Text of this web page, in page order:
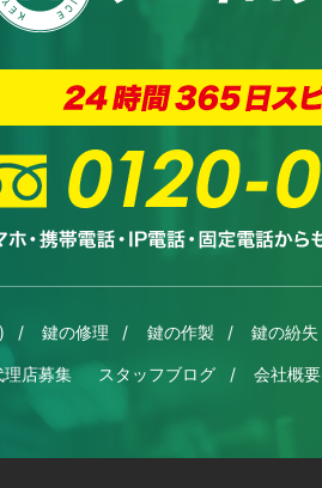
鍵の修理 鍵の作製 鍵の紛失
理店募集 スタッフブログ 会社概要